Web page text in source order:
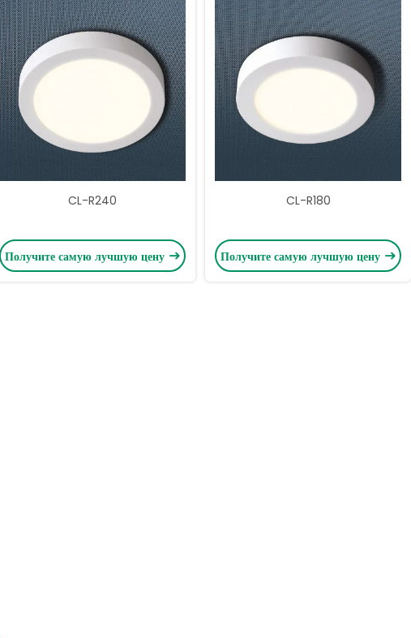
CL-R240
Получите самую лучшую цену
CL-R180
Получите самую лучшую цену